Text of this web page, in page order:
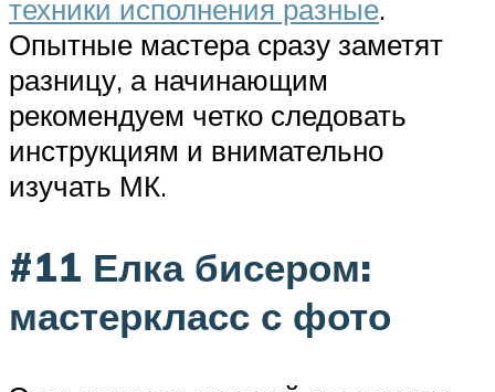
техники исполнения разные.
Опытные мастера сразу заметят
разницу, а начинающим
рекомендуем четко следовать
инструкциям и внимательно
изучать МК.
#11 Елка бисером:
мастеркласс с фото